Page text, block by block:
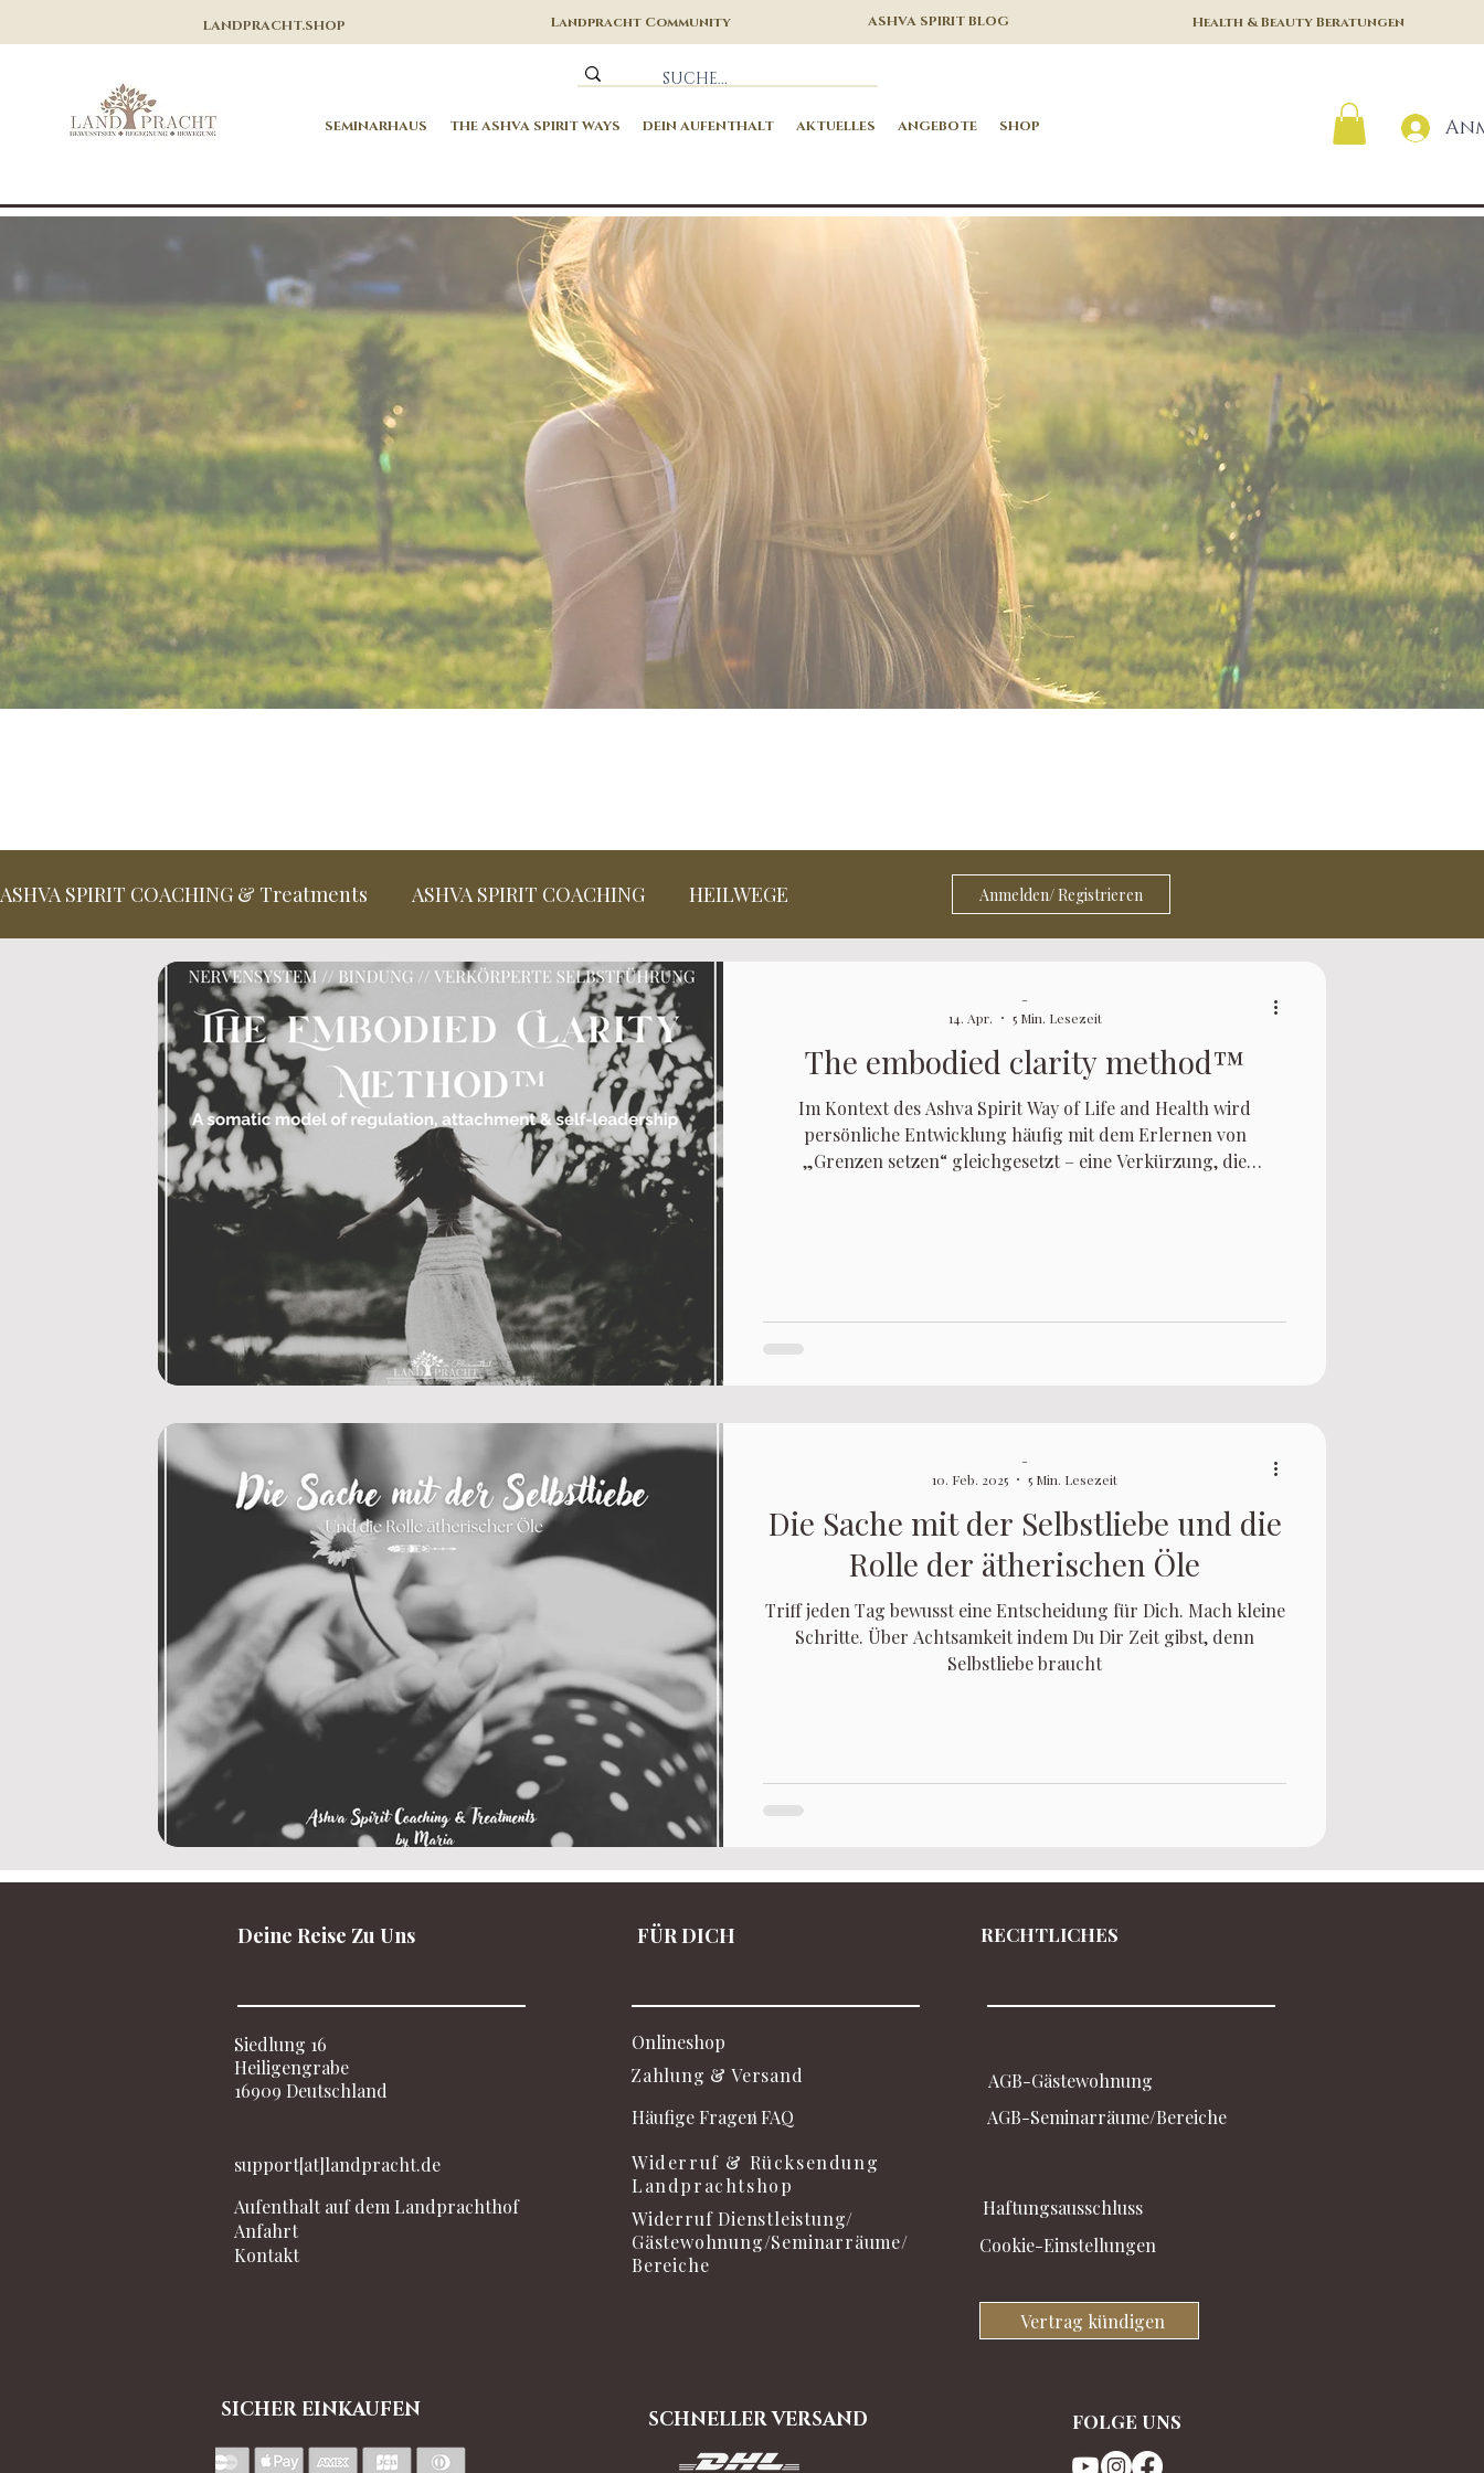
LANDPRACHT.SHOP Landpracht Community ASHVA SPIRIT BLOG Health & Beauty Beratungen
SEMINARHAUS THE ASHVA SPIRIT WAYS DEIN AUFENTHALT AKTUELLES ANGEBOTE SHOP
ASHVA SPIRIT COACHING & Treatments ASHVA SPIRIT COACHING HEILWEGE
Embodied Clarity Method™ THE ASHVA SPIRIT WAYS BREATHWORK
Anmelden/ Registrieren
The embodied clarity method™
Im Kontext des Ashva Spirit Way of Life and Health wird
persönliche Entwicklung häufig mit dem Erlernen von
„Grenzen setzen“ gleichgesetzt – eine Verkürzung, die
-
14. Apr.
5 Min. Lesezeit
Die Sache mit der Selbstliebe und die
Rolle der ätherischen Öle
Triff jeden Tag bewusst eine Entscheidung für Dich. Mach kleine
Schritte. Über Achtsamkeit indem Du Dir Zeit gibst, denn
Selbstliebe braucht
-
10. Feb. 2025
5 Min. Lesezeit
Deine Reise Zu Uns
Siedlung 16
Heiligengrabe
16909 Deutschland
support[at]landpracht.de
Aufenthalt auf dem Landprachthof
Anfahrt​
Kontakt
FÜR DICH
Onlineshop
Zahlung & Versand
Widerruf & Rücksendung
Landprachtshop
Widerruf Dienstleistung/
Gästewohnung/Seminarräume/
Bereiche
/ FAQ
Häufige Fragen
RECHTLICHES
AGB-Gästewohnung
AGB-Seminarräume/Bereiche
Haftungsausschluss
Cookie-Einstellungen
Vertrag kündigen
SICHER EINKAUFEN SCHNELLER VERSAND FOLGE UNS